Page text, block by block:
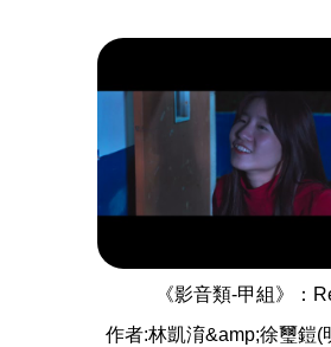
《影音類-甲組》：
作者:林凱淯&amp;徐璽鎧(